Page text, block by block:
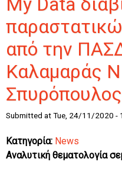
από την
Καλαμαράς
Submitted at Tue, 24/11/2020 -
Κατηγορία: News
Aναλυτική θεματολογία